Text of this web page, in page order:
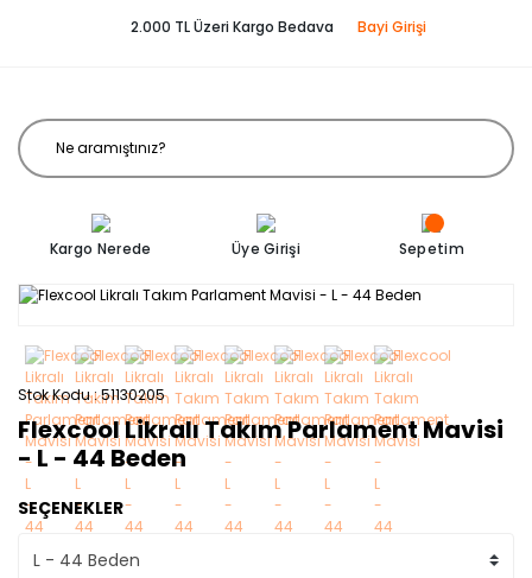
2.000 TL Üzeri Kargo Bedava Bayi Girişi
Kargo Nerede Üye Girişi Sepetim
Stok Kodu 51130205
Flexcool Likralı Takım Parlament Mavisi
- L - 44 Beden
SEÇENEKLER